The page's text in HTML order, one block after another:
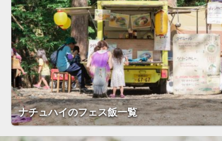
ナチュハイのフェス飯一覧